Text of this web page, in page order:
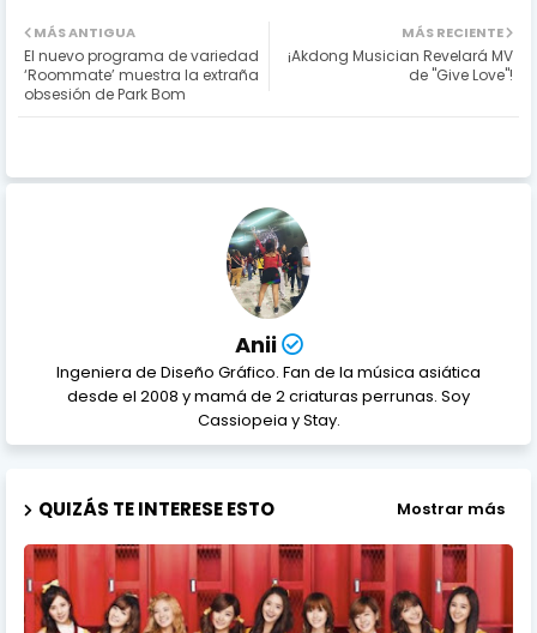
MÁS RECIENTE
¡Akdong Musician Revelará MV
de "Give Love"!
MÁS ANTIGUA
El nuevo programa de variedad
‘Roommate’ muestra la extraña
obsesión de Park Bom
Anii
Ingeniera de Diseño Gráfico. Fan de la música asiática
desde el 2008 y mamá de 2 criaturas perrunas. Soy
Cassiopeia y Stay.
QUIZÁS TE INTERESE ESTO Mostrar más